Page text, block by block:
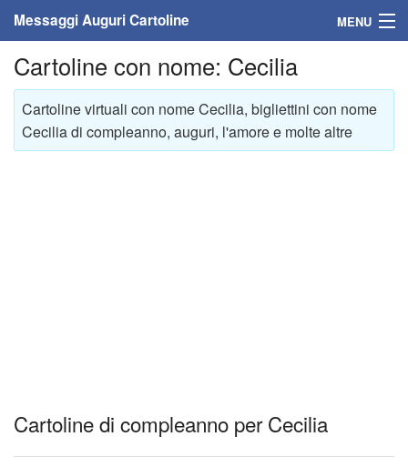
Messaggi Auguri Cartoline MENU
Home
Messaggi
Cartoline
Cartoline giorni settimana
Cartoline musicali
Cartoline con nome: Cecilia
Cartoline virtuali con nome Cecilia, bigliettini con nome
Cecilia di compleanno, auguri, l'amore e molte altre
Cartoline di compleanno per Cecilia